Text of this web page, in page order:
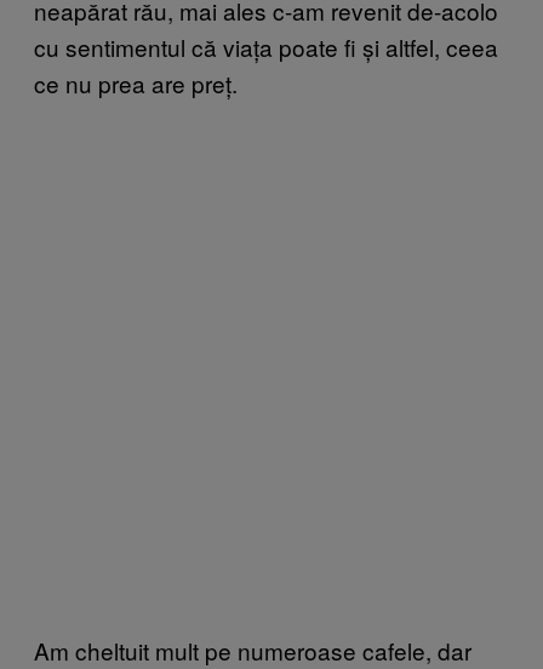
neapărat rău, mai ales c-am revenit de-acolo
cu sentimentul că viața poate fi și altfel, ceea
ce nu prea are preț.
Am cheltuit mult pe numeroase cafele, dar